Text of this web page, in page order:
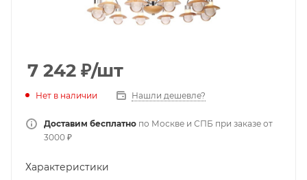
7 242 ₽/шт
Нет в наличии Нашли дешевле?
Доставим бесплатно по Москве и СПБ при заказе от
3000 ₽
Характеристики